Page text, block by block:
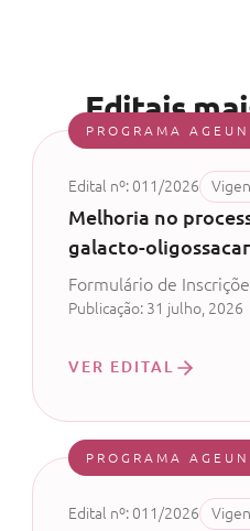
Editais
PROGRAMA
Edital nº: 011/2026
Melhoria no
galacto-
de probiótico com
de leite - CV 52/2024
Formulário de
Publicação: 31 julho, 2026
VER EDITAL
PROGRAMA
Edital nº: 011/2026